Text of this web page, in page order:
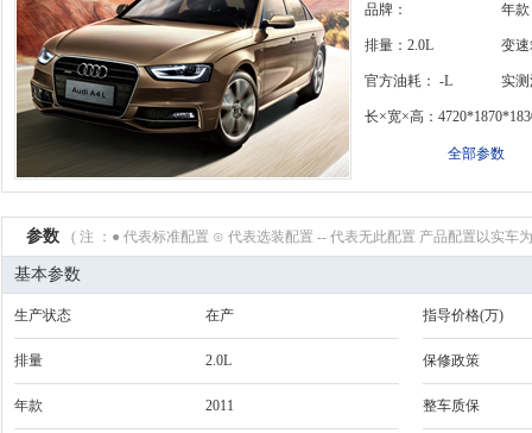
品牌：
{gigi:brandname}
年款
排量：2.0L 变
官方油耗： -L 实
长×宽×高：
全部参数
参数 ( 注 ：● 代表标准配置 ⊙ 代表选装配置 -- 代表无此配置 产品配置以实车
基本参数
生产状态 在产 指导价格(万)
排量 2.0L 保修政策
年款 2011 整车质保